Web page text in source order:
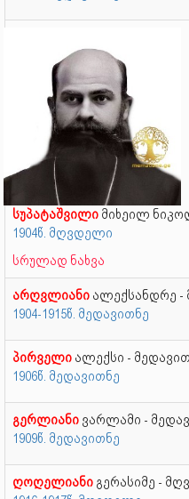
სუპატაშვილი მიხეილ
1904წ. მღვდელი
სრულად ნახვა
არღვლიანი ალექსანდრე -
1904-1915წ. მედავითნე
პირველი ალექსი -
1906წ. მედავითნე
გერლიანი ვარლამი -
1909წ. მედავითნე
ღოღელიანი გერასიმე -